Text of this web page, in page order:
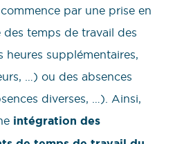
par une prise en
temps de travail des
heures supplémentaires,
…) ou des absences
diverses, …). Ainsi,
intégration des